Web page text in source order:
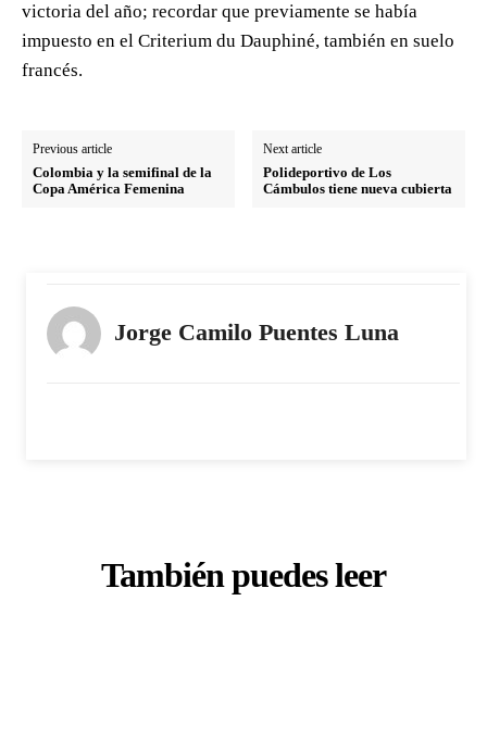
victoria del año; recordar que previamente se había
impuesto en el Criterium du Dauphiné, también en suelo
francés.
Previous article
Colombia y la semifinal de la
Copa América Femenina
Next article
Polideportivo de Los
Cámbulos tiene nueva cubierta
Jorge Camilo Puentes Luna
También puedes leer